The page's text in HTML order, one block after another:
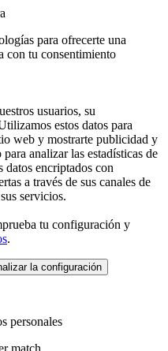
para ofrecerte una
con tu consentimiento
usuarios, su
estos datos para
web y mostrarte publicidad y
analizar las estadísticas de
datos encriptados con
a través de sus canales de
servicios.
tu configuración y
.
la configuración
personales
match